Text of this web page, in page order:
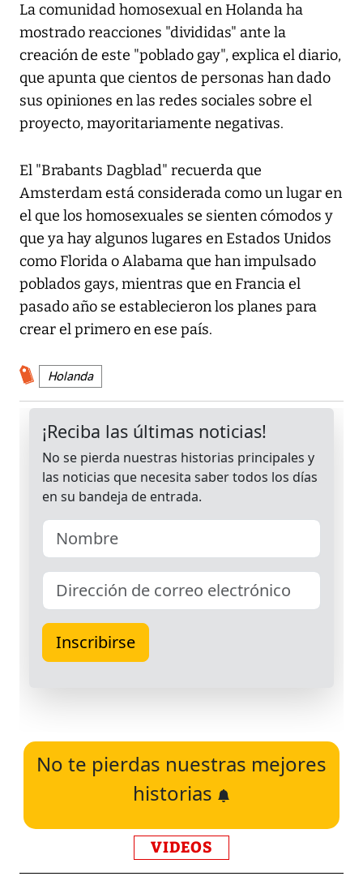
La comunidad homosexual en Holanda ha
mostrado reacciones "divididas" ante la
creación de este "poblado gay", explica el diario,
que apunta que cientos de personas han dado
sus opiniones en las redes sociales sobre el
proyecto, mayoritariamente negativas.
El "Brabants Dagblad" recuerda que
Amsterdam está considerada como un lugar en
el que los homosexuales se sienten cómodos y
que ya hay algunos lugares en Estados Unidos
como Florida o Alabama que han impulsado
poblados gays, mientras que en Francia el
pasado año se establecieron los planes para
crear el primero en ese país.
Holanda
No te pierdas nuestras mejores
historias
VIDEOS